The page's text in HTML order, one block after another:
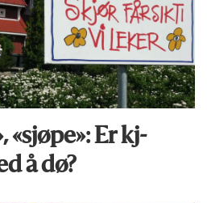
«sjøpe»: Er kj-
å dø?